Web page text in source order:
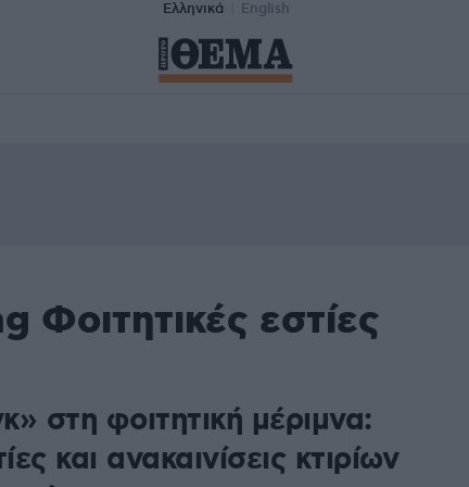
Ελληνικά English
εστίες
στη φοιτητική μέριμνα:
και ανακαινίσεις κτιρίων